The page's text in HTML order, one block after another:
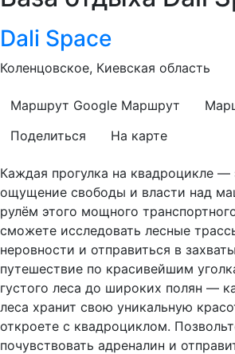
Dali Space
Коленцовское, Киевская область
Маршрут Google Маршрут
Поделиться
На карте
Каждая прогулка на квадроцикле —
ощущение свободы и власти над
рулём этого мощного
сможете исследовать лесные
неровности и отправиться в
путешествие по красивейшим
густого леса до широких полян —
леса хранит свою уникальную
откроете с квадроциклом.
почувствовать адреналин и